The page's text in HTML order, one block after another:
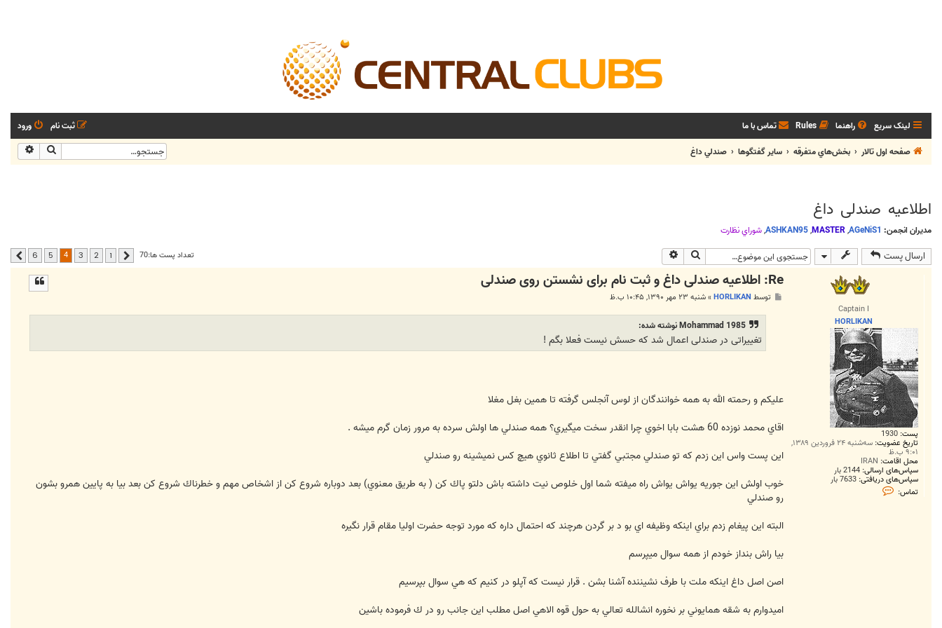
لینک سریع راهنما Rules تماس با ما ورود
ثبت نام
صفحه اول تالار
بخش‌‌هاي متفرقه ساير گفتگوها صندلي داغ جستجو
اطلاعیه صندلی داغ
مدیران انجمن: AGeNiS1
,
MASTER
,
ASHKAN95
,شوراي نظارت
ارسال پست جستجو تعداد پست ها:70 قبلی 1
2
3
4
5
6 بعدی
Captain I
HORLIKAN
پست: 1930
تاریخ عضویت: سه‌شنبه ۲۴ فروردین ۱۳۸۹,
۹:۰۱ ب.ظ
محل اقامت:
سپاس‌های ارسالی: 2144 بار
سپاس‌های دریافتی: 7633 بار
تماس:
ت
Re: اطلاعیه صندلی داغ و ثبت نام برای نشستن روی صندلی
توسط HORLIKAN
»شنبه ۲۳ مهر ۱۳۹۰, ۱۰:۴۵ ب.ظ
Mohammad 1985 نوشته شده:
تغییراتی در صندلی اعمال شد که حسش نیست فعلا بگم !
عليكم و رحمته الله به همه خوانندگان از لوس آنجلس گرفته تا همين بغل مغلا
اقاي محمد نوزده 60 هشت بابا اخوي چرا انقدر سخت ميگيري؟ همه صندلي ها اولش سرده به مرور زمان گرم ميشه .
اين پست واس اين زدم كه تو صندلي مجتبي گفتي تا اطلاع ثانوي هيچ كس نميشينه رو صندلي
خوب اولش اين جوريه يواش يواش راه ميفته شما اول خلوص نيت داشته باش دلتو پاك كن ( به طريق معنوي) بعد دوباره شروع كن از اشخاص مهم و خطرناك شروع كن بعد بيا به پايين همرو بشون
رو صندلي
البته اين پيغام زدم براي اينكه وظيفه اي بو د بر گردن هرچند كه احتمال داره كه مورد توجه حضرت اوليا مقام قرار نگيره
بيا راش بنداز خودم از همه سوال ميپرسم
اصن اصل داغ اينكه ملت با طرف نشيننده آشنا بشن . قرار نيست كه آپلو در كنيم كه هي سوال بپرسيم
اميدوارم به شقه همايوني بر نخوره انشالله تعالي به حول قوه الاهي اصل مطلب اين جانب رو در ك فرموده باشين